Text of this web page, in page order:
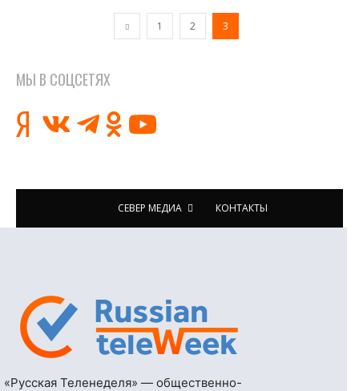
1 2 3
МЫ В СОЦСЕТЯХ
СЕВЕР МЕДИА КОНТАКТЫ
«Русская Теленеделя» — общественно-